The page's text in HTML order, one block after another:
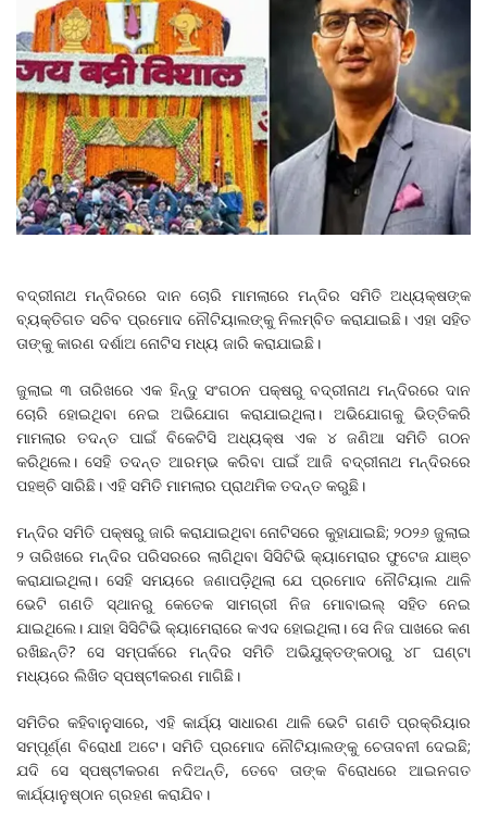
ବଦ୍ରୀନାଥ ମନ୍ଦିରରେ ଦାନ ଚୋରି ମାମଲାରେ ମନ୍ଦିର ସମିତି ଅଧ୍ୟକ୍ଷଙ୍କ
ବ୍ୟକ୍ତିଗତ ସଚିବ ପ୍ରମୋଦ ନୌଟିୟାଲଙ୍କୁ ନିଲମ୍ବିତ କରାଯାଇଛି। ଏହା ସହିତ
ତାଙ୍କୁ କାରଣ ଦର୍ଶାଅ ନୋଟିସ ମଧ୍ୟ ଜାରି କରାଯାଇଛି।
ଜୁଲାଇ ୩ ତାରିଖରେ ଏକ ହିନ୍ଦୁ ସଂଗଠନ ପକ୍ଷରୁ ବଦ୍ରୀନାଥ ମନ୍ଦିରରେ ଦାନ
ଚୋରି ହୋଇଥିବା ନେଇ ଅଭିଯୋଗ କରାଯାଇଥିଲା। ଅଭିଯୋଗକୁ ଭିତ୍ତିକରି
ମାମଲାର ତଦନ୍ତ ପାଇଁ ବିକେଟିସି ଅଧ୍ୟକ୍ଷ ଏକ ୪ ଜଣିଆ ସମିତି ଗଠନ
କରିଥିଲେ। ସେହି ତଦନ୍ତ ଆରମ୍ଭ କରିବା ପାଇଁ ଆଜି ବଦ୍ରୀନାଥ ମନ୍ଦିରରେ
ପହଞ୍ଚି ସାରିଛି। ଏହି ସମିତି ମାମଲାର ପ୍ରାଥମିକ ତଦନ୍ତ କରୁଛି।
ମନ୍ଦିର ସମିତି ପକ୍ଷରୁ ଜାରି କରାଯାଇଥିବା ନୋଟିସରେ କୁହାଯାଇଛି; ୨୦୨୬ ଜୁଲାଇ
୨ ତାରିଖରେ ମନ୍ଦିର ପରିସରରେ ଲାଗିଥିବା ସିସିଟିଭି କ୍ୟାମେରାର ଫୁଟେଜ ଯାଞ୍ଚ
କରାଯାଇଥିଲା। ସେହି ସମୟରେ ଜଣାପଡ଼ିଥିଲା ଯେ ପ୍ରମୋଦ ନୌଟିୟାଲ ଥାଳି
ଭେଟି ଗଣତି ସ୍ଥାନରୁ କେତେକ ସାମଗ୍ରୀ ନିଜ ମୋବାଇଲ୍ ସହିତ ନେଇ
ଯାଇଥିଲେ। ଯାହା ସିସିଟିଭି କ୍ୟାମେରାରେ କଏଦ ହୋଇଥିଲା। ସେ ନିଜ ପାଖରେ କଣ
ରଖିଛନ୍ତି? ସେ ସମ୍ପର୍କରେ ମନ୍ଦିର ସମିତି ଅଭିଯୁକ୍ତଙ୍କଠାରୁ ୪୮ ଘଣ୍ଟା
ମଧ୍ୟରେ ଲିଖିତ ସ୍ପଷ୍ଟୀକରଣ ମାଗିଛି।
ସମିତିର କହିବାନୁସାରେ, ଏହି କାର୍ଯ୍ୟ ସାଧାରଣ ଥାଳି ଭେଟି ଗଣତି ପ୍ରକ୍ରିୟାର
ସମ୍ପୂର୍ଣ୍ଣ ବିରୋଧୀ ଅଟେ। ସମିତି ପ୍ରମୋଦ ନୌଟିୟାଲଙ୍କୁ ଚେତାବନୀ ଦେଇଛି;
ଯଦି ସେ ସ୍ପଷ୍ଟୀକରଣ ନଦିଅନ୍ତି, ତେବେ ତାଙ୍କ ବିରୋଧରେ ଆଇନଗତ
କାର୍ଯ୍ୟାନୁଷ୍ଠାନ ଗ୍ରହଣ କରାଯିବ।